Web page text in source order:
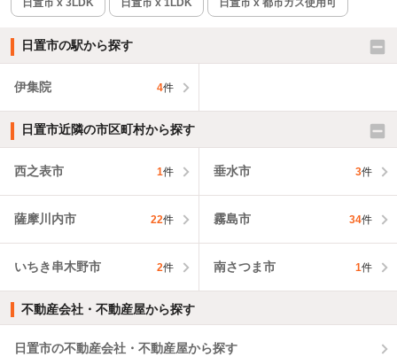
日置市 x 3LDK 日置市 x 1LDK 日置市 x 都市ガス使用可
日置市の駅から探す
伊集院 4件
日置市近隣の市区町村から探す
西之表市 1件 垂水市 3件
薩摩川内市 22件 霧島市 34件
いちき串木野市 2件 南さつま市 1件
不動産会社・不動産屋から探す
日置市の不動産会社・不動産屋から探す